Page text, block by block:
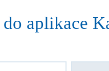
aplikace